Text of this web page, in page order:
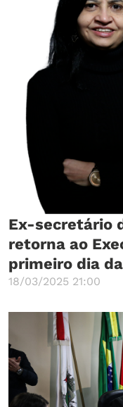
Ex-secretário
retorna ao
primeiro dia
18/03/2025 21:00